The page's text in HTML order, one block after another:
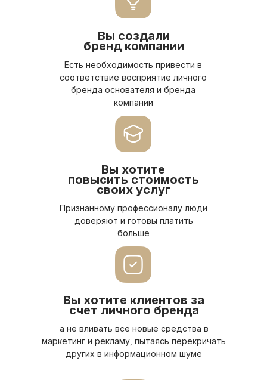
Есть необходимость привести в
соответствие восприятие личного
бренда основателя и бренда
компании
Признанному профессионалу люди
доверяют и готовы платить
больше
Вы создали
бренд компании
Вы хотите
повысить стоимость
своих услуг
а не вливать все новые средства в
маркетинг и рекламу, пытаясь перекричать
других в информационном шуме
Вы хотите клиентов за
счет личного бренда